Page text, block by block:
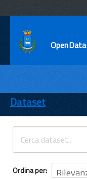
ENTI
TEMI
INFORMAZIONI
Dataset
Ordina per